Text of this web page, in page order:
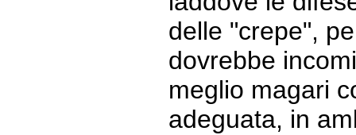
delle "crepe",
dovrebbe
meglio magari
adeguata, in